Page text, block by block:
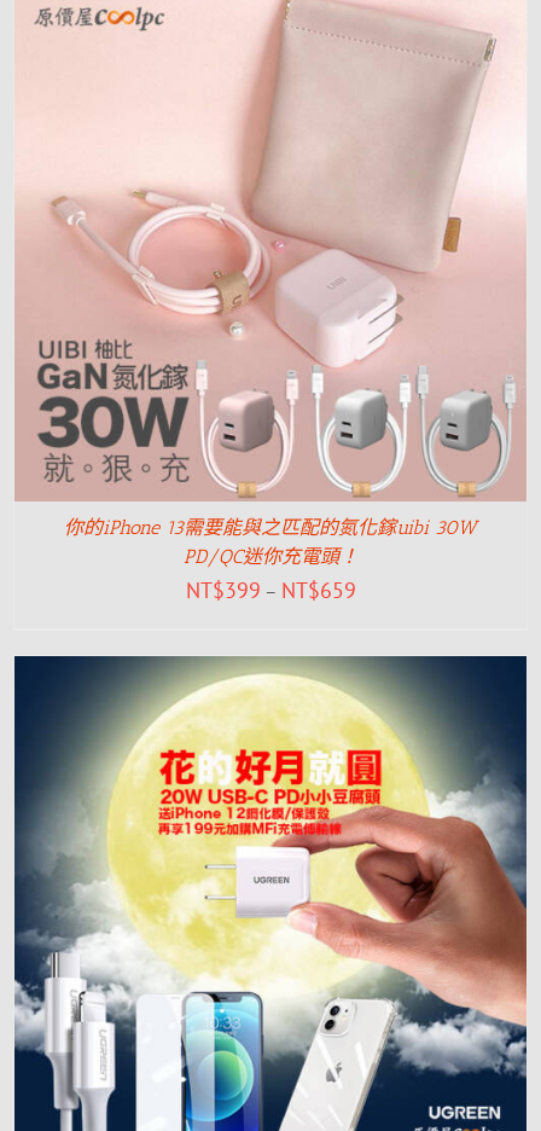
你的iPhone 13需要能與之匹配的氮化鎵uibi 30W
PD/QC迷你充電頭！
NT$399 – NT$659